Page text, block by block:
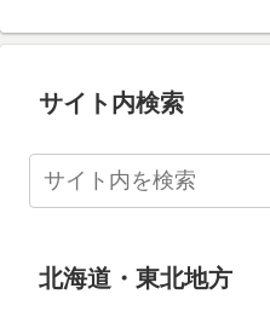
サイト内検索
北海道・東北地方